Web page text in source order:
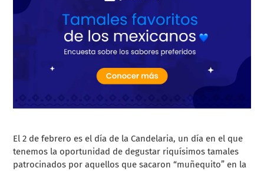
El 2 de febrero es el día de la Candelaria, un día en el que
tenemos la oportunidad de degustar riquísimos tamales
patrocinados por aquellos que sacaron “muñequito” en la